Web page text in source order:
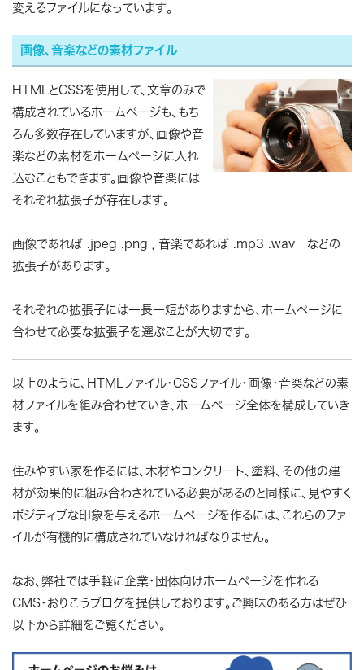
変えるファイルになっています。
画像、音楽などの素材ファイル
HTMLとCSSを使用して、文章のみで
構成されているホームページも、もち
ろん多数存在していますが、画像や音
楽などの素材をホームページに入れ
込むこともできます。画像や音楽には
それぞれ拡張子が存在します。
画像であれば .jpeg .png ，音楽であれば .mp3 .wav などの
拡張子があります。
それぞれの拡張子には一長一短がありますから、ホームページに
合わせて必要な拡張子を選ぶことが大切です。
以上のように、HTMLファイル・CSSファイル・画像・音楽などの素
材ファイルを組み合わせていき、ホームページ全体を構成していき
ます。
住みやすい家を作るには、木材やコンクリート、塗料、その他の建
材が効果的に組み合わされている必要があるのと同様に、見やすく
ポジティブな印象を与えるホームページを作るには、これらのファ
イルが有機的に構成されていなければなりません。
なお、弊社では手軽に企業・団体向けホームページを作れる
CMS・おりこうブログを提供しております。ご興味のある方はぜひ
以下から詳細をご覧ください。